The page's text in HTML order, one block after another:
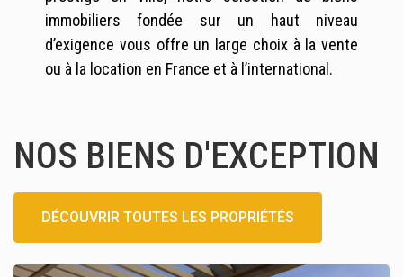
immobiliers fondée sur un haut niveau
d’exigence vous offre un large choix à la vente
ou à la location en France et à l’international.
NOS BIENS D'EXCEPTION
DÉCOUVRIR TOUTES LES PROPRIÉTÉS